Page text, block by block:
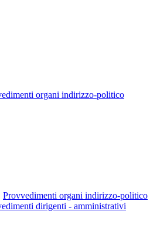
organi indirizzo-politico
Provvedimenti organi indirizzo-politico
dirigenti - amministrativi